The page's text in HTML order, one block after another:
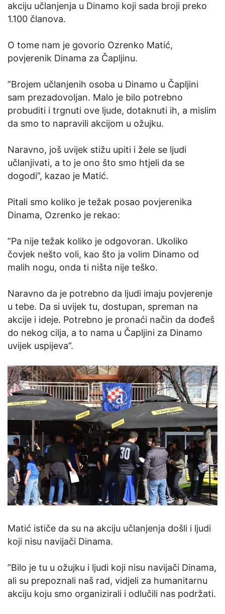
akciju učlanjenja u Dinamo koji sada broji preko
1.100 članova.
O tome nam je govorio Ozrenko Matić,
povjerenik Dinama za Čapljinu.
”Brojem učlanjenih osoba u Dinamo u Čapljini
sam prezadovoljan. Malo je bilo potrebno
probuditi i trgnuti ove ljude, dotaknuti ih, a mislim
da smo to napravili akcijom u ožujku.
Naravno, još uvijek stižu upiti i žele se ljudi
učlanjivati, a to je ono što smo htjeli da se
dogodi”, kazao je Matić.
Pitali smo koliko je težak posao povjerenika
Dinama, Ozrenko je rekao:
”Pa nije težak koliko je odgovoran. Ukoliko
čovjek nešto voli, kao što ja volim Dinamo od
malih nogu, onda ti ništa nije teško.
Naravno da je potrebno da ljudi imaju povjerenje
u tebe. Da si uvijek tu, dostupan, spreman na
akcije i ideje. Potrebno je pronaći način da dođeš
do nekog cilja, a to nama u Čapljini za Dinamo
uvijek uspijeva”.
Matić ističe da su na akciju učlanjenja došli i ljudi
koji nisu navijači Dinama.
”Bilo je tu u ožujku i ljudi koji nisu navijači Dinama,
ali su prepoznali naš rad, vidjeli za humanitarnu
akciju koju smo organizirali i odlučili nas podržati.